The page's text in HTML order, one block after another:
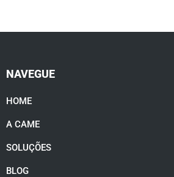
NAVEGUE
HOME
A CAME
SOLUÇÕES
BLOG